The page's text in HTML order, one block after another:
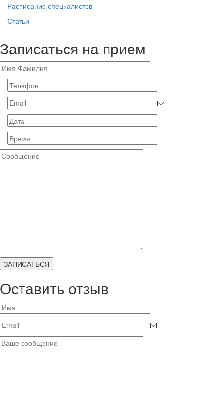
Расписание специалистов
Статьи
Записаться на прием
Оставить отзыв